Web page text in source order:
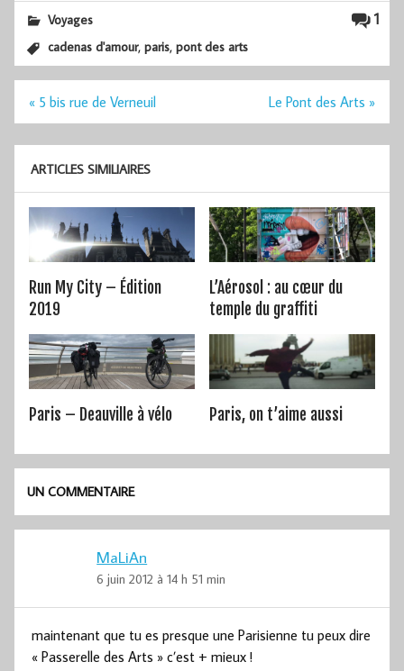
1
Voyages
cadenas d'amour,paris,pont des arts
Navigation
« 5 bis rue de Verneuil Le Pont des Arts »
ARTICLES SIMILIAIRES
Run My City – Édition
2019
L’Aérosol : au cœur du
temple du graffiti
Paris – Deauville à vélo Paris, on t’aime aussi
UN COMMENTAIRE
MaLiAn
6 juin 2012 à 14 h 51 min
maintenant que tu es presque une Parisienne tu peux dire
« Passerelle des Arts » c’est + mieux !